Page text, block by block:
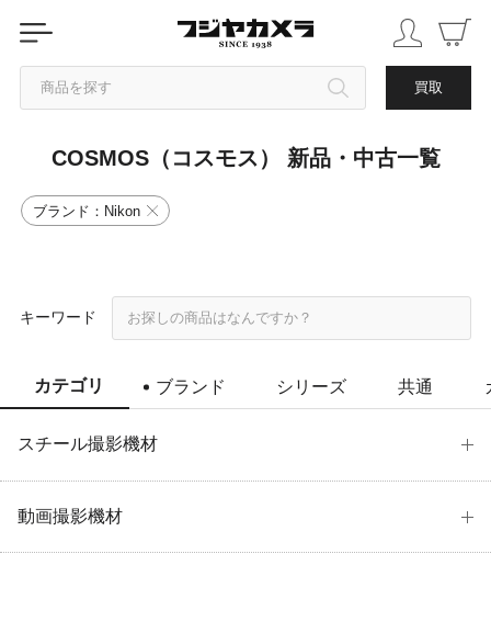
商品を探す 買取
カテゴリから探す
ブランドから探す
COSMOS（コスモス） 新品・中古一覧
ブランド：Nikon
キーワード
カテゴリ ブランド シリーズ 共通
スチール撮影機材
動画撮影機材